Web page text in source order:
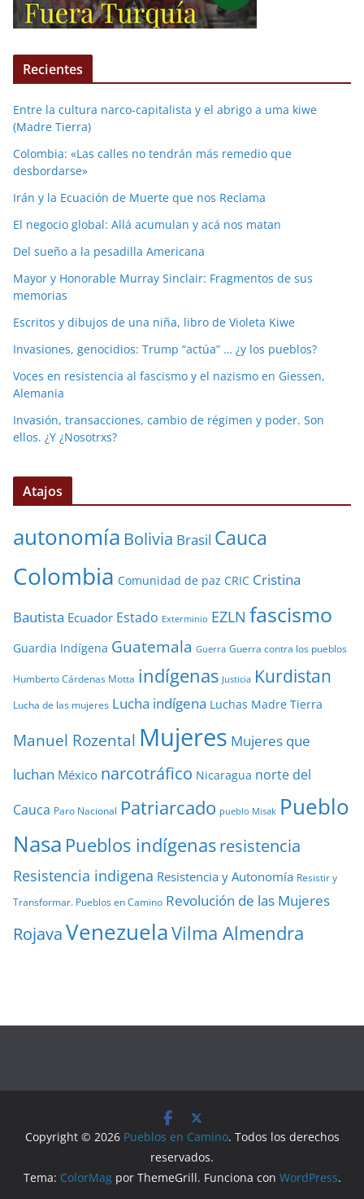
Recientes
Entre la cultura narco-capitalista y el abrigo a uma kiwe
(Madre Tierra)
Colombia: «Las calles no tendrán más remedio que
desbordarse»
Irán y la Ecuación de Muerte que nos Reclama
El negocio global: Allá acumulan y acá nos matan
Del sueño a la pesadilla Americana
Mayor y Honorable Murray Sinclair: Fragmentos de sus
memorias
Escritos y dibujos de una niña, libro de Violeta Kiwe
Invasiones, genocidios: Trump “actúa” … ¿y los pueblos?
Voces en resistencia al fascismo y el nazismo en Giessen,
Alemania
Invasión, transacciones, cambio de régimen y poder. Son
ellos. ¿Y ¿Nosotrxs?
Atajos
autonomía Bolivia Brasil Cauca
Colombia Comunidad de paz CRIC Cristina
Bautista Ecuador Estado Exterminio EZLN fascismo
Guardia Indígena Guatemala Guerra Guerra contra los pueblos
Humberto Cárdenas Motta indígenas Justicia Kurdistan
Lucha de las mujeres Lucha indígena Luchas Madre Tierra
Manuel Rozental Mujeres Mujeres que
luchan México narcotráfico Nicaragua norte del
Cauca Paro Nacional Patriarcado pueblo Misak Pueblo
Nasa Pueblos indígenasresistencia
Resistencia indigena Resistencia y Autonomía Resistir y
Transformar. Pueblos en Camino Revolución de las Mujeres
RojavaVenezuelaVilma Almendra
Copyright © 2026 Pueblos en Camino. Todos los derechos
reservados.
Tema: ColorMagpor ThemeGrill. Funciona con WordPress.